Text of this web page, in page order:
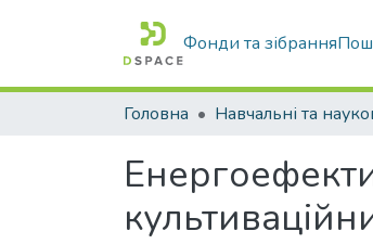
Фонди та зібрання
Головна